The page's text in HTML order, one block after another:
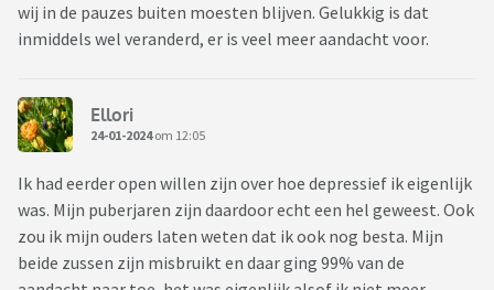
wij in de pauzes buiten moesten blijven. Gelukkig is dat
inmiddels wel veranderd, er is veel meer aandacht voor.
Ellori
24-01-2024om 12:05
Ik had eerder open willen zijn over hoe depressief ik eigenlijk
was. Mijn puberjaren zijn daardoor echt een hel geweest. Ook
zou ik mijn ouders laten weten dat ik ook nog besta. Mijn
beide zussen zijn misbruikt en daar ging 99% van de